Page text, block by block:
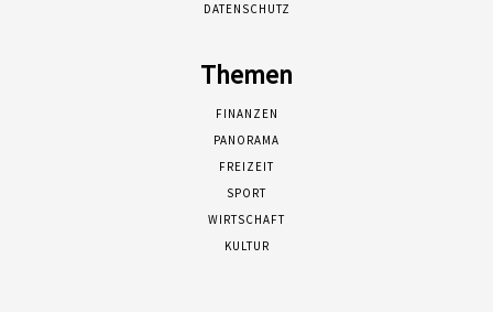
DATENSCHUTZ
Themen
FINANZEN
PANORAMA
FREIZEIT
SPORT
WIRTSCHAFT
KULTUR